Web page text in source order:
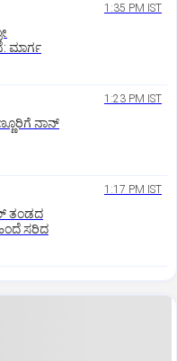
1:35 PM IST
ಮಾರ್ಗ
1:23 PM IST
ನಾನ್‌
1:17 PM IST
ತಂಡದ
ಸರಿದ